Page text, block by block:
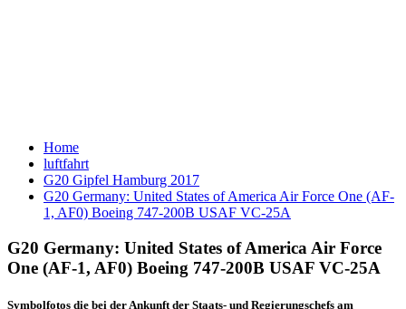
Home
luftfahrt
G20 Gipfel Hamburg 2017
G20 Germany: United States of America Air Force One (AF-
1, AF0) Boeing 747-200B USAF VC-25A
G20 Germany: United States of America Air Force
One (AF-1, AF0) Boeing 747-200B USAF VC-25A
Symbolfotos die bei der Ankunft der Staats- und Regierungschefs am